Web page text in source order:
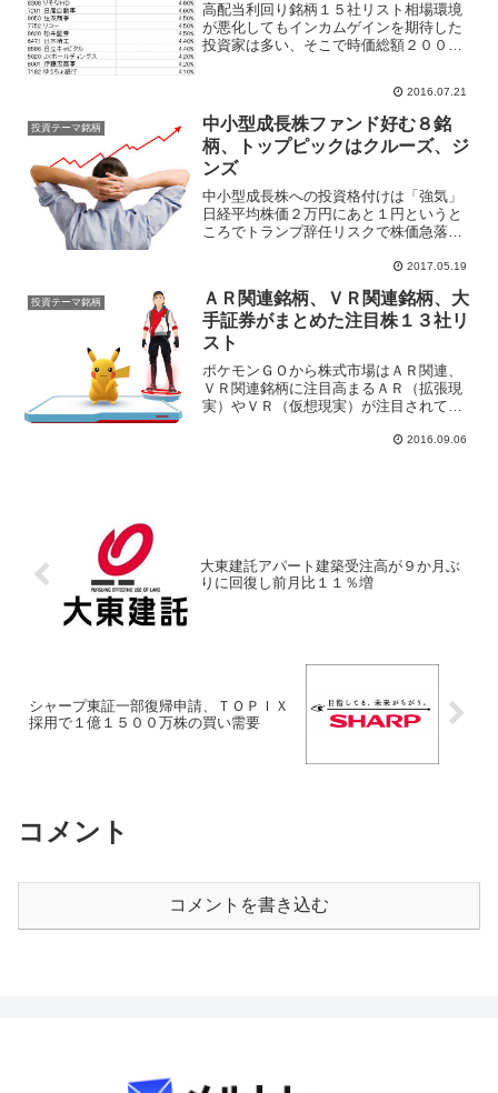
高配当利回り銘柄１５社リスト相場環境
が悪化してもインカムゲインを期待した
投資家は多い、そこで時価総額２０００
た。レポートでは５０社リストになって
いるが、上位１５社をまと...
2016.07.21
投資テーマ銘柄
中小型成長株ファンド好む８銘
柄、トップピックはクルーズ、ジ
ンズ
中小型成長株への投資格付けは「強気」
日経平均株価２万円にあと１円というと
ころでトランプ辞任リスクで株価急落、
プロは日本株見通しに悲観的になる必要
ク平均は５月１９日に30...
2017.05.19
投資テーマ銘柄
ＡＲ関連銘柄、ＶＲ関連銘柄、大
手証券がまとめた注目株１３社リ
スト
ポケモンＧＯから株式市場はＡＲ関連、
ＶＲ関連銘柄に注目高まるＡＲ（拡張現
実）やＶＲ（仮想現実）が注目されてい
スマホゲームアプリで世界中の話題とな
2016.09.06
大東建託アパート建築受注高が９か月ぶ
りに回復し前月比１１％増
シャープ東証一部復帰申請、ＴＯＰＩＸ
採用で１億１５００万株の買い需要
コメント
コメントを書き込む